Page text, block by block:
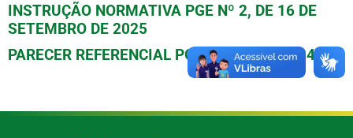
INSTRUÇÃO NORMATIVA PGE Nº 2, DE 16 DE
SETEMBRO DE 2025
PARECER REFERENCIAL PGE/PPI Nº 01/2024